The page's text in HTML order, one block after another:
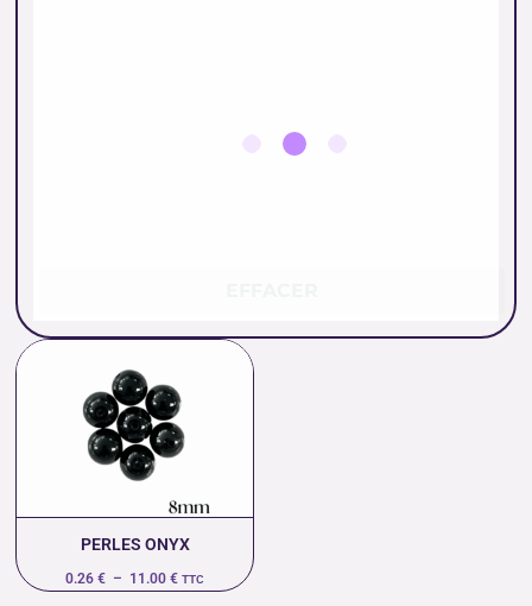
PERLES ONYX
0.26€ – 11.00€
0.26 €
à
11.00 €
TTC